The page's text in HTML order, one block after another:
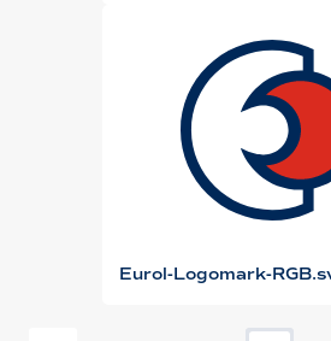
Eurol-Logomark-